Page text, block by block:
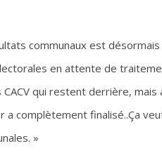
communaux est
en attente de
qui restent derrière,
complètement finalisé..Ça
»